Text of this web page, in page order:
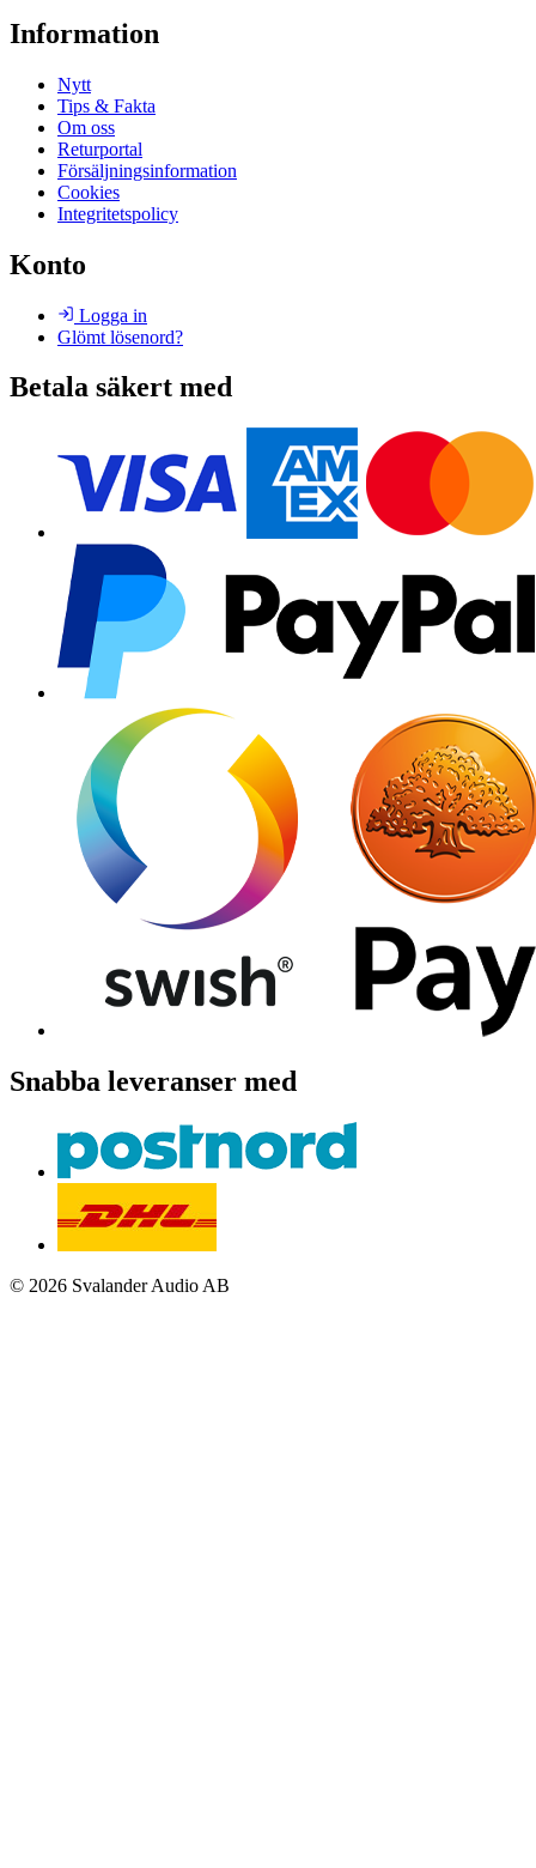
Information
Nytt
Tips & Fakta
Om oss
Returportal
Försäljningsinformation
Cookies
Integritetspolicy
Konto
Logga in
Glömt lösenord?
Betala säkert med
Snabba leveranser med
© 2026 Svalander Audio AB